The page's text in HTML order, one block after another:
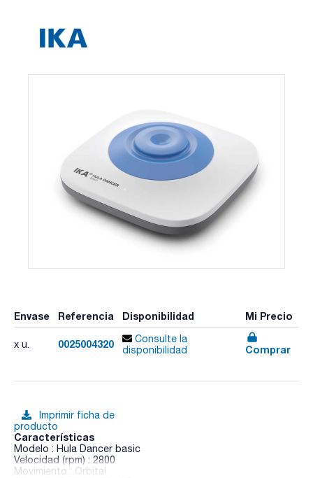
Envase Referencia Disponibilidad Mi Precio
x u. 0025004320
Consulte la
disponibilidad
Comprar
Imprimir ficha de
producto
Características
Modelo : Hula Dancer basic
Velocidad (rpm) : 2800
Movimiento : Orbital